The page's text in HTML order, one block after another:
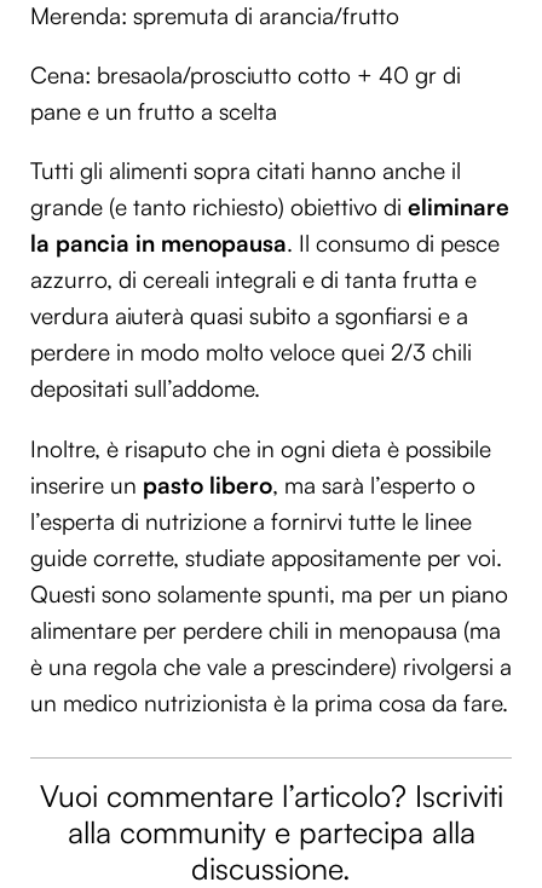
Merenda: spremuta di arancia/frutto
Cena: bresaola/prosciutto cotto + 40 gr di
pane e un frutto a scelta
Tutti gli alimenti sopra citati hanno anche il
grande (e tanto richiesto) obiettivo di eliminare
la pancia in menopausa. Il consumo di pesce
azzurro, di cereali integrali e di tanta frutta e
verdura aiuterà quasi subito a sgonfiarsi e a
perdere in modo molto veloce quei 2/3 chili
depositati sull’addome.
Inoltre, è risaputo che in ogni dieta è possibile
inserire un pasto libero, ma sarà l’esperto o
l’esperta di nutrizione a fornirvi tutte le linee
guide corrette, studiate appositamente per voi.
Questi sono solamente spunti, ma per un piano
alimentare per perdere chili in menopausa (ma
è una regola che vale a prescindere) rivolgersi a
un medico nutrizionista è la prima cosa da fare.
Vuoi commentare l’articolo? Iscriviti
alla community e partecipa alla
discussione.